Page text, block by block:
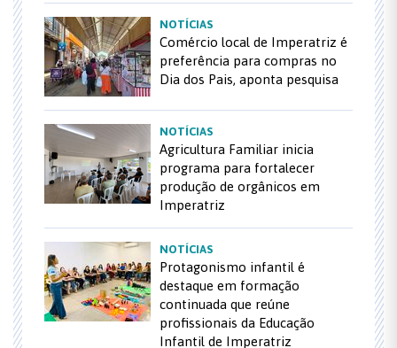
NOTÍCIAS
Comércio local de Imperatriz é
preferência para compras no
Dia dos Pais, aponta pesquisa
NOTÍCIAS
Agricultura Familiar inicia
programa para fortalecer
produção de orgânicos em
Imperatriz
NOTÍCIAS
Protagonismo infantil é
destaque em formação
continuada que reúne
profissionais da Educação
Infantil de Imperatriz